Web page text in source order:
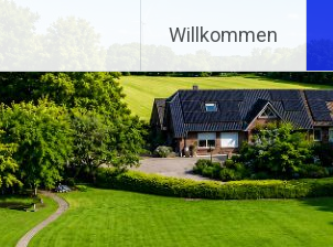
Willkommen